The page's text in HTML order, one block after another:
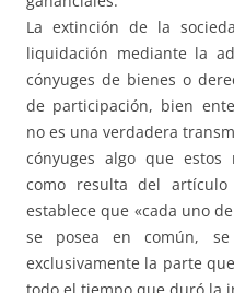
La extinción de la
liquidación mediante la
cónyuges de bienes o
de participación, bien
no es una verdadera
cónyuges algo que
como resulta del
establece que «cada uno
se posea en común,
exclusivamente la parte